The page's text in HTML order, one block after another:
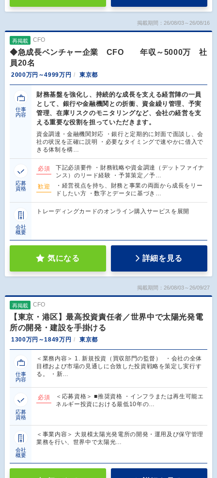
掲載期間：26/08/03～26/08/16
再掲載 CFO
◆急成長ベンチャー企業 CFO 年収～5000万 社
員20名
2000万円～4999万円 東京都
仕事
内容
財務基盤を強化し、持続的な成⻑を⽀える経営陣の⼀員
として、銀⾏や⾦融機関との折衝、資⾦繰り管理、予実
管理、在庫リスクのモニタリングなど、会社の経営を⽀
える重要な役割を担っていただきます。
資⾦調達・⾦融機関対応 ・銀⾏と定期的に対⾯で⾯談し、会
社の状況を正確に説明 ・必要なタイミングで速やかに借⼊で
きる体制を構…
応募
資格
必須
下記必須要件 ・財務戦略や資⾦調達（デットファイナ
ンス）のリード経験 ・予算策定／予…
歓迎
・経営視点を持ち、財務と事業の両⾯から成⻑をリー
ドしたい⽅ ・数字とデータに基づき…
会社
概要
トレーディングカードのオンライン購入サービスを展開
気になる 詳細を見る
掲載期間：26/08/03～26/09/27
再掲載 CFO
【東京・港区】最高投資責任者／世界中で太陽光発電
所の開発・建設を手掛ける
1300万円～1849万円 東京都
仕事
内容
＜業務内容＞ 1. 新規投資（買収部門の監督） ・会社の全体
目標および市場の見通しに合致した投資戦略を策定し実行す
る。 ・新…
応募
資格
必須
＜応募資格＞ ■推奨資格 ・インフラまたは再生可能エ
ネルギー投資における最低10年の…
会社
概要
＜事業内容＞ 大規模太陽光発電所の開発・運用及び保守管理
業務を行い、世界中で太陽光…